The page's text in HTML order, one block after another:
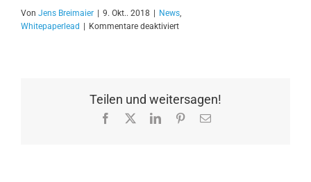
Von Jens Breimaier | 9. Okt.. 2018 | News
Whitepaperlead | Kommentare deaktiviertfür
die
Abgrenzung
Teilen und weitersagen!
Facebook LinkedInPinterest
E-